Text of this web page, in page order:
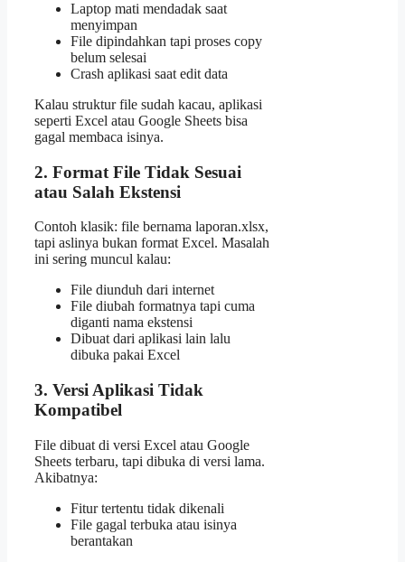
Laptop mati mendadak saat
menyimpan
File dipindahkan tapi proses copy
belum selesai
Crash aplikasi saat edit data
Kalau struktur file sudah kacau, aplikasi
seperti Excel atau Google Sheets bisa
gagal membaca isinya.
2. Format File Tidak Sesuai
atau Salah Ekstensi
Contoh klasik: file bernama laporan.xlsx,
tapi aslinya bukan format Excel. Masalah
ini sering muncul kalau:
File diunduh dari internet
File diubah formatnya tapi cuma
diganti nama ekstensi
Dibuat dari aplikasi lain lalu
dibuka pakai Excel
3. Versi Aplikasi Tidak
Kompatibel
File dibuat di versi Excel atau Google
Sheets terbaru, tapi dibuka di versi lama.
Akibatnya:
Fitur tertentu tidak dikenali
File gagal terbuka atau isinya
berantakan